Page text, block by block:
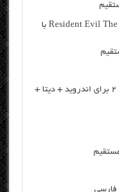
دانلود رایگان فیلم خارجی Resident Evil The Final Chapter 2017 با
دانلود Space Armor 2 v1.2.4 بازی فضای زرهی ۲ برای اندروید + دیتا +